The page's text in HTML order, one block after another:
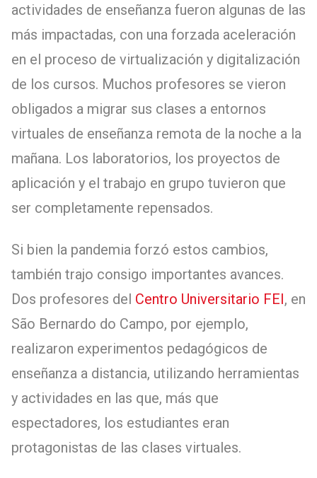
actividades de enseñanza fueron algunas de las
más impactadas, con una forzada aceleración
en el proceso de virtualización y digitalización
de los cursos. Muchos profesores se vieron
obligados a migrar sus clases a entornos
virtuales de enseñanza remota de la noche a la
mañana. Los laboratorios, los proyectos de
aplicación y el trabajo en grupo tuvieron que
ser completamente repensados.
Si bien la pandemia forzó estos cambios,
también trajo consigo importantes avances.
Dos profesores del Centro Universitario FEI, en
São Bernardo do Campo, por ejemplo,
realizaron experimentos pedagógicos de
enseñanza a distancia, utilizando herramientas
y actividades en las que, más que
espectadores, los estudiantes eran
protagonistas de las clases virtuales.